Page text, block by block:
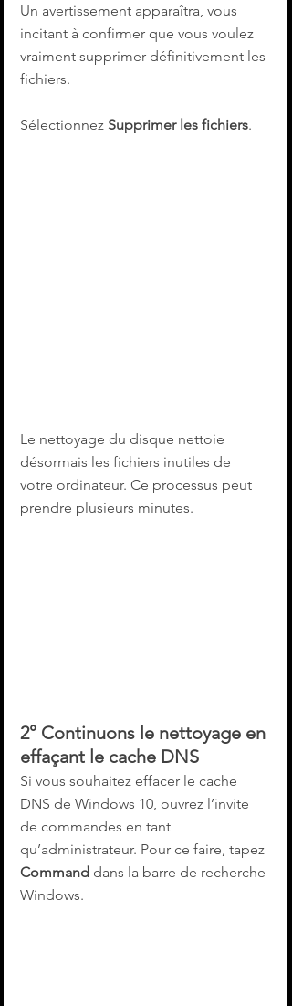
Un avertissement apparaîtra, vous
incitant à confirmer que vous voulez
vraiment supprimer définitivement les
fichiers.
Sélectionnez Supprimer les fichiers.
Le nettoyage du disque nettoie
désormais les fichiers inutiles de
votre ordinateur. Ce processus peut
prendre plusieurs minutes.
2° Continuons le nettoyage en
effaçant le cache DNS
Si vous souhaitez effacer le cache
DNS de Windows 10, ouvrez l’invite
de commandes en tant
qu’administrateur. Pour ce faire, tapez
Command dans la barre de recherche
Windows.